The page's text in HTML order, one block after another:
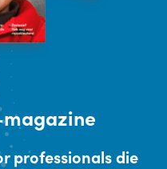
professionals die